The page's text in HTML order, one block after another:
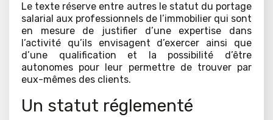
Le texte réserve entre autres le statut du portage
salarial aux professionnels de l’immobilier qui sont
en mesure de justifier d’une expertise dans
l’activité qu’ils envisagent d’exercer ainsi que
d’une qualification et la possibilité d’être
autonomes pour leur permettre de trouver par
eux-mêmes des clients.
Un statut réglementé